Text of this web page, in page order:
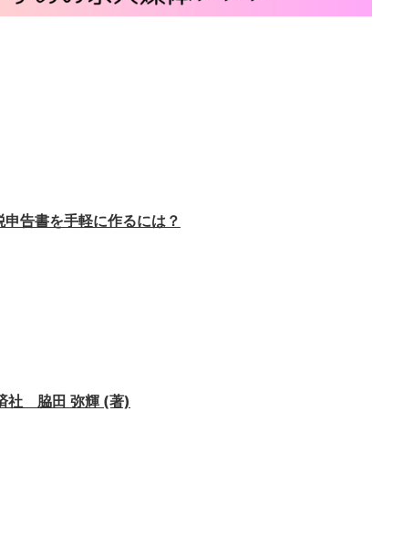
告書を手軽に作るには？
社 脇田 弥輝 (著)